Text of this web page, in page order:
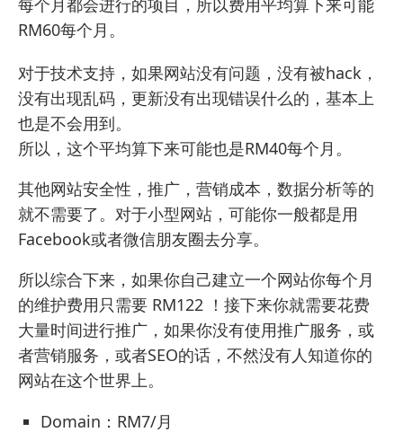
RM60每个月。
对于技术支持，如果网站没有问题，没有被hack，
没有出现乱码，更新没有出现错误什么的，基本上
也是不会用到。
所以，这个平均算下来可能也是RM40每个月。
其他网站安全性，推广，营销成本，数据分析等的
就不需要了。对于小型网站，可能你一般都是用
Facebook或者微信朋友圈去分享。
所以综合下来，如果你自己建立一个网站你每个月
的维护费用只需要 RM122 ！接下来你就需要花费
大量时间进行推广，如果你没有使用推广服务，或
者营销服务，或者SEO的话，不然没有人知道你的
网站在这个世界上。
Domain：RM7/月